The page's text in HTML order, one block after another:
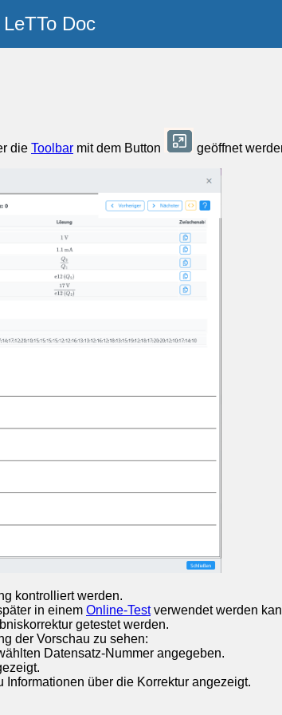
LeTTo Doc
die Toolbar mit dem Button geöffnet
kontrolliert werden.
in einem Online-Testverwendet werden
getestet werden.
der Vorschau zu sehen:
Datensatz-Nummer angegeben.
über die Korrektur angezeigt.